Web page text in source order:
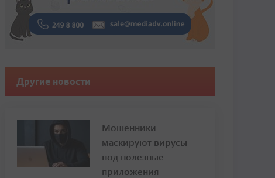
Другие новости
Мошенники
маскируют вирусы
под полезные
приложения